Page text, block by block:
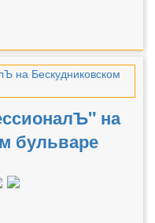
на
бульваре